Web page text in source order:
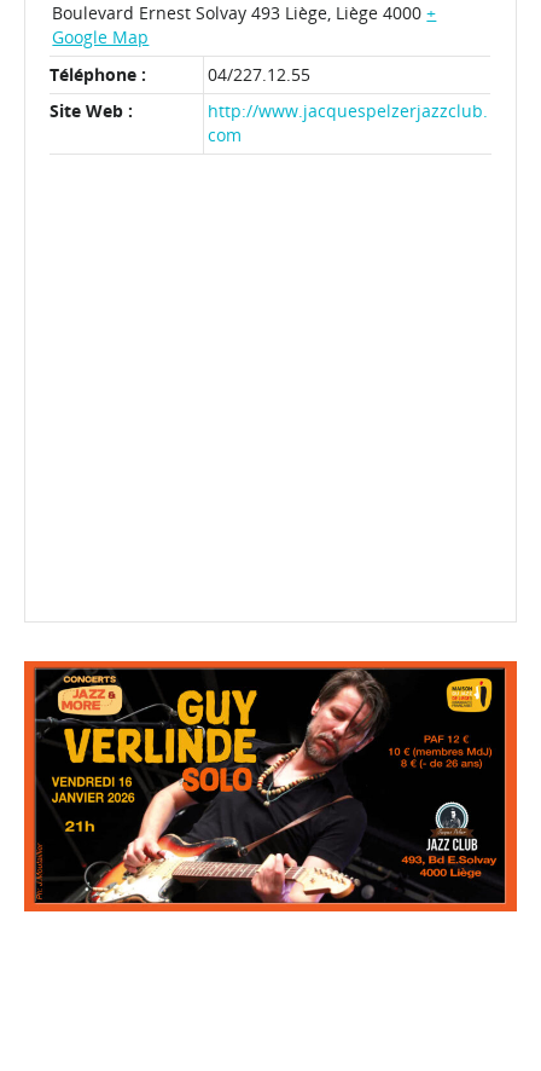
Boulevard Ernest Solvay 493 Liège, Liège 4000 +
Google Map
Téléphone :
04/227.12.55
Site Web :
http://www.jacquespelzerjazzclub.
com